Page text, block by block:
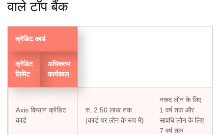
वाले टॉप बैंक
क्रेडिट कार्ड
क्रेडिट
लिमिट
अधिकतम
कार्यकाल
Axis किसान क्रेडिट
कार्ड
रु. 2.50 लाख तक
(कार्ड पर लोन के रूप में)
नकद लोन के लिए
1 वर्ष तक और
सावधि लोन के लिए
7 वर्ष तक